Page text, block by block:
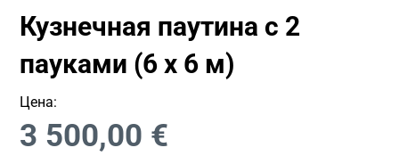
Кузнечная паутина с 2
пауками (6 х 6 м)
Цена:
3 500,00 €